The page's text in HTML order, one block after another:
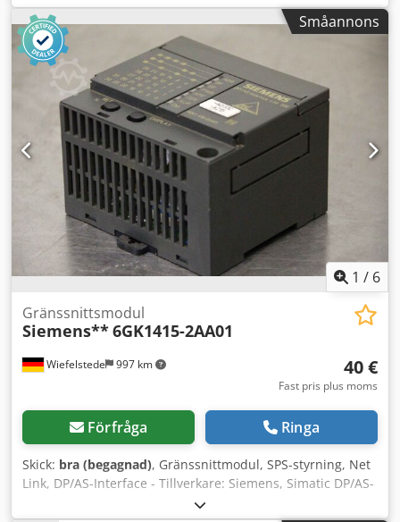
från ett lager. Den levereras i originalförpackningen.
Skärmen är skyddad med en fabriksmonterad skyddsfilm.
Originaldokumentationen från tillverkaren ingår också.
Tekniska data: • Tillverkare: Siemens • Serie: SIMATIC
Mobile Panel • Modell: Mobile Panel 277 10" •
Artikelnummer (MPN): 6AV6645-0BE02-0AX0 • Typ: HMI-
manöverpanel • Pekskärm: 10" • Tillverkningsår: 2013 •
Tillverkningsland: Österrike (Made in Austria) Setet
innehåller: • Siemens SIMATIC Mobile Panel 277 10"
Chedpezru I Djfx Ak Hsa • Originalförpackning •
Tillverkarens dokumentation
Småannons
1 / 6
Wiefelstede 997 km
Gränssnittsmodul
Siemens**6GK1415-2AA01
40 €
Fast pris plus moms
Förfråga Ringa
Skick: bra (begagnad), Gränssnittmodul, SPS-styrning, Net
Link, DP/AS-Interface - Tillverkare: Siemens, Simatic DP/AS-
Interface Link 20E - Typ: 6GK1 415-2AA01 - Antal: 5 st